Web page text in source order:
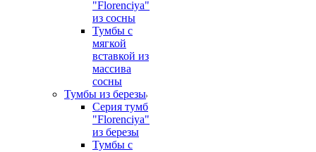
"Florenciya"
из сосны
Тумбы с
мягкой
вставкой из
массива
сосны
Тумбы из березы
Серия тумб
"Florenciya"
из березы
Тумбы с